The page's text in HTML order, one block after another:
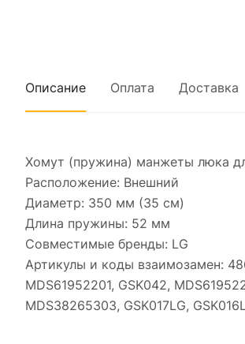
Описание Оплата Доставка
Хомут (пружина) манжеты люка
Расположение: Внешний
Диаметр: 350 мм (35 см)
Длина пружины: 52 мм
Совместимые бренды: LG
Артикулы и коды взаимозамен:
MDS61952201, GSK042,
MDS38265303, GSK017LG,